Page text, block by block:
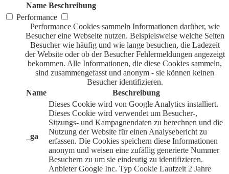
Name Beschreibung
Performance
Performance Cookies sammeln Informationen darüber, wie
Besucher eine Webseite nutzen. Beispielsweise welche Seiten
Besucher wie häufig und wie lange besuchen, die Ladezeit
der Website oder ob der Besucher Fehlermeldungen angezeigt
bekommen. Alle Informationen, die diese Cookies sammeln,
sind zusammengefasst und anonym - sie können keinen
Besucher identifizieren.
Name
Beschreibung
_ga
Dieses Cookie wird von Google Analytics installiert.
Dieses Cookie wird verwendet um Besucher-,
Sitzungs- und Kampagnendaten zu berechnen und die
Nutzung der Website für einen Analysebericht zu
erfassen. Die Cookies speichern diese Informationen
anonym und weisen eine zufällig generierte Nummer
Besuchern zu um sie eindeutig zu identifizieren.
Anbieter Google Inc. Typ Cookie Laufzeit 2 Jahre